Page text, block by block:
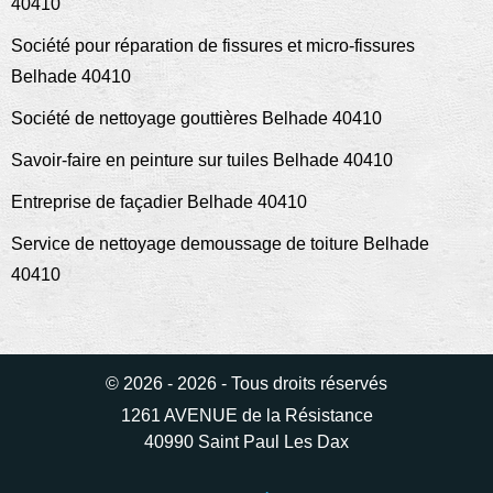
40410
Société pour réparation de fissures et micro-fissures
Belhade 40410
Société de nettoyage gouttières Belhade 40410
Savoir-faire en peinture sur tuiles Belhade 40410
Entreprise de façadier Belhade 40410
Service de nettoyage demoussage de toiture Belhade
40410
© 2026 - 2026 - Tous droits réservés
1261 AVENUE de la Résistance
40990 Saint Paul Les Dax